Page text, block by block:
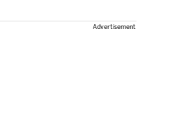
Advertisement